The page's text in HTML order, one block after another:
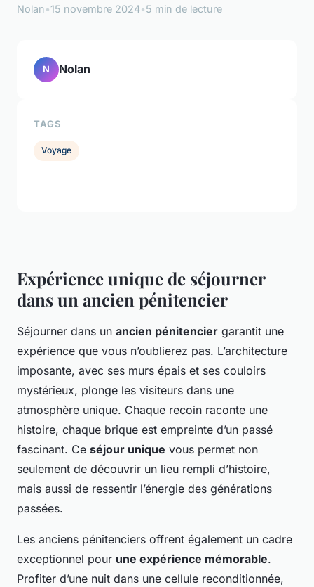
Nolan•15 novembre 2024•5 min de lecture
Expérience unique de séjourner
dans un ancien pénitencier
Séjourner dans un ancien pénitencier garantit une
expérience que vous n’oublierez pas. L’architecture
imposante, avec ses murs épais et ses couloirs
mystérieux, plonge les visiteurs dans une
atmosphère unique. Chaque recoin raconte une
histoire, chaque brique est empreinte d’un passé
fascinant. Ce séjour unique vous permet non
seulement de découvrir un lieu rempli d’histoire,
mais aussi de ressentir l’énergie des générations
passées.
Les anciens pénitenciers offrent également un cadre
exceptionnel pour une expérience mémorable.
Profiter d’une nuit dans une cellule reconditionnée,
N Nolan
TAGS
Voyage